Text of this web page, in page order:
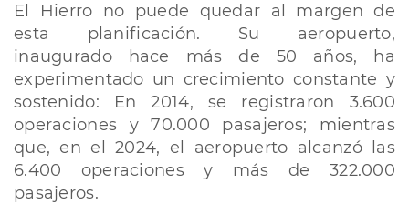
El Hierro no puede quedar al margen de
esta planificación. Su aeropuerto,
inaugurado hace más de 50 años, ha
experimentado un crecimiento constante y
sostenido: En 2014, se registraron 3.600
operaciones y 70.000 pasajeros; mientras
que, en el 2024, el aeropuerto alcanzó las
6.400 operaciones y más de 322.000
pasajeros.